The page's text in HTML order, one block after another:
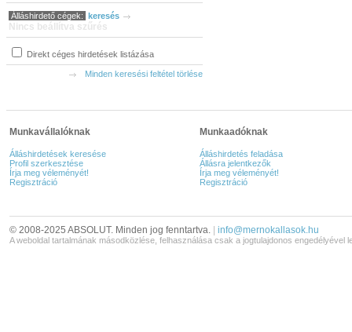
Álláshirdető cégek: keresés
Nincs beállítva szűrés
Direkt céges hirdetések listázása
Minden keresési feltétel törlése
Munkavállalóknak
Álláshirdetések keresése
Profil szerkesztése
Írja meg véleményét!
Regisztráció
Munkaadóknak
Álláshirdetés feladása
Állásra jelentkezők
Írja meg véleményét!
Regisztráció
© 2008-2025 ABSOLUT. Minden jog fenntartva. info@mernokallasok.hu
A weboldal tartalmának másodközlése, felhasználása csak a jogtulajdonos engedélyével